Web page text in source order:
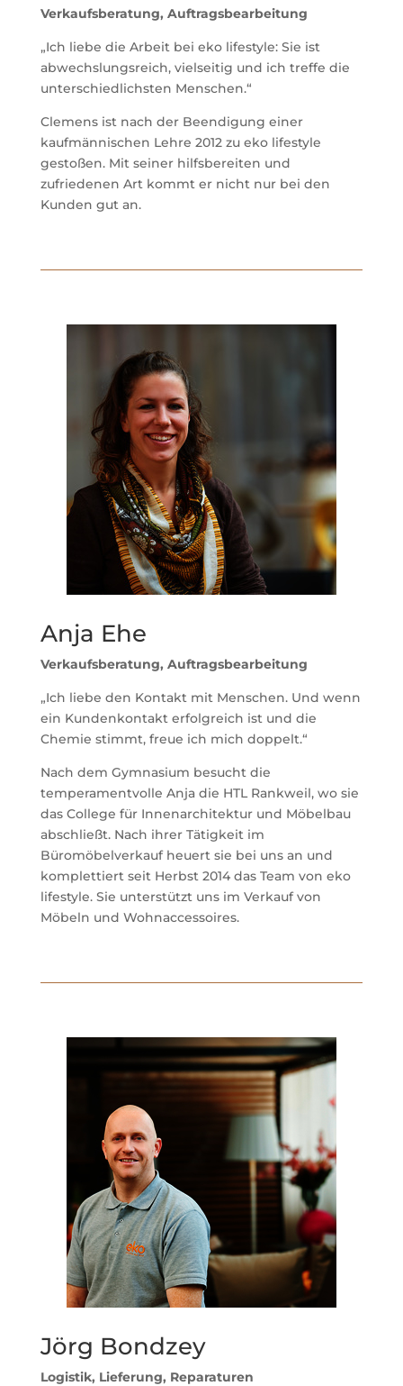
Verkaufsberatung, Auftragsbearbeitung
„Ich liebe die Arbeit bei eko lifestyle: Sie ist
abwechslungsreich, vielseitig und ich treffe die
unterschiedlichsten Menschen.“
Clemens ist nach der Beendigung einer
kaufmännischen Lehre 2012 zu eko lifestyle
gestoßen. Mit seiner hilfsbereiten und
zufriedenen Art kommt er nicht nur bei den
Kunden gut an.
Anja Ehe
Verkaufsberatung, Auftragsbearbeitung
„Ich liebe den Kontakt mit Menschen. Und wenn
ein Kundenkontakt erfolgreich ist und die
Chemie stimmt, freue ich mich doppelt.“
Nach dem Gymnasium besucht die
temperamentvolle Anja die HTL Rankweil, wo sie
das College für Innenarchitektur und Möbelbau
abschließt. Nach ihrer Tätigkeit im
Büromöbelverkauf heuertsie bei uns an und
komplettiert seit Herbst 2014 das Team von eko
lifestyle. Sie unterstützt uns im Verkauf von
Möbeln und Wohnaccessoires.
Jörg Bondzey
Logistik, Lieferung, Reparaturen